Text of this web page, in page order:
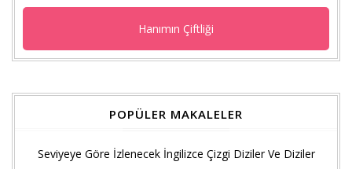
Hanımın Çiftliği
POPÜLER MAKALELER
Seviyeye Göre İzlenecek İngilizce Çizgi Diziler Ve Diziler